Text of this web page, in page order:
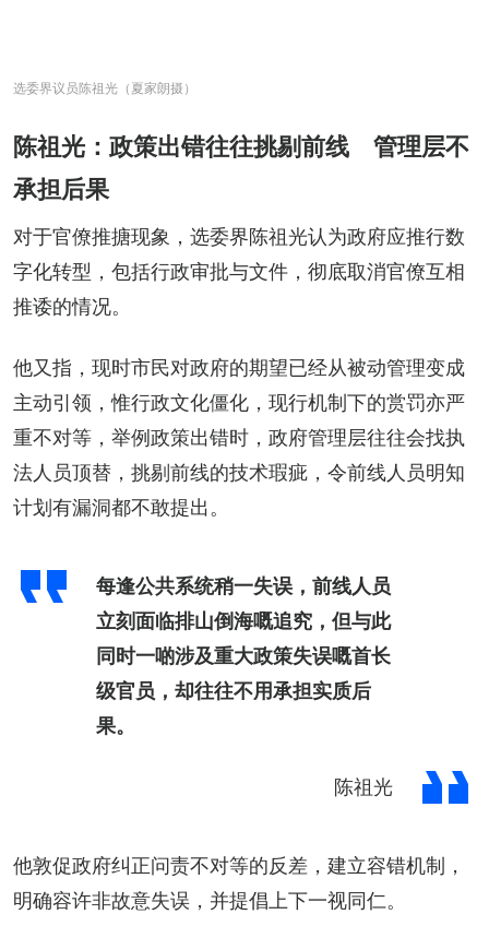
选委界议员陈祖光（夏家朗摄）
陈祖光：政策出错往往挑剔前线 管理层不
承担后果
对于官僚推搪现象，选委界陈祖光认为政府应推行数
字化转型，包括行政审批与文件，彻底取消官僚互相
推诿的情况。
他又指，现时市民对政府的期望已经从被动管理变成
主动引领，惟行政文化僵化，现行机制下的赏罚亦严
重不对等，举例政策出错时，政府管理层往往会找执
法人员顶替，挑剔前线的技术瑕疵，令前线人员明知
计划有漏洞都不敢提出。
每逢公共系统稍一失误，前线人员
立刻面临排山倒海嘅追究，但与此
同时一啲涉及重大政策失误嘅首长
级官员，却往往不用承担实质后
果。
陈祖光
他敦促政府纠正问责不对等的反差，建立容错机制，
明确容许非故意失误，并提倡上下一视同仁。